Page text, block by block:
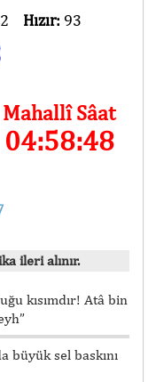
Hızır: 93
Mahallî Sâat
04:58:48
ileri alınır.
kısımdır! Atâ bin
büyük sel baskını